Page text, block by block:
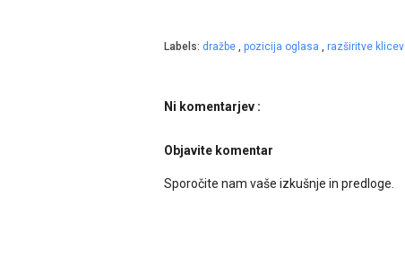
Labels: dražbe , pozicija oglasa , razširitve klicev
Ni komentarjev :
Objavite komentar
Sporočite nam vaše izkušnje in predloge.